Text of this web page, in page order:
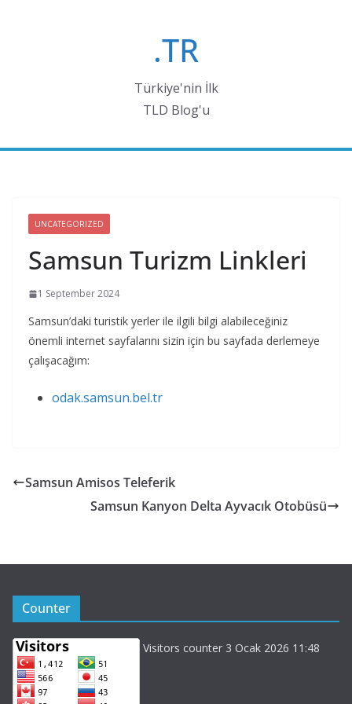
.TR
Türkiye'nin İlk
TLD Blog'u
UNCATEGORIZED
Samsun Turizm Linkleri
1 September 2024
Samsun’daki turistik yerler ile ilgili bilgi alabileceğiniz
önemli internet sayfalarını sizin için bu sayfada derlemeye
çalışacağım:
odak.samsun.bel.tr
Samsun Amisos Teleferik
Samsun Kanyon Delta Ayvacık Otobüsü
Counter
Visitors counter 3 Ocak 2026 11:48